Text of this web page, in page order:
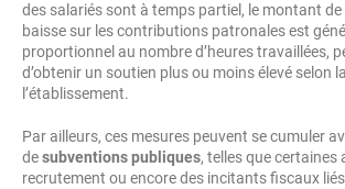
des salariés sont à temps partiel, le montant
baisse sur les contributions patronales est
proportionnel au nombre d’heures travaillées,
d’obtenir un soutien plus ou moins élevé selon
l’établissement.
Par ailleurs, ces mesures peuvent se cumuler
desubventions publiques, telles que certaines
recrutement ou encore des incitants fiscaux